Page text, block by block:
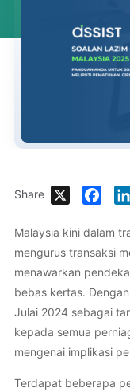
Share
Malaysia kini dalam
mengurus transaksi
menawarkan
bebas kertas.
Julai 2024 sebagai
kepada semua
mengenai implikasi
Terdapat beberapa